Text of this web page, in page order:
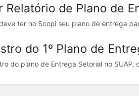
Relatório de Plano de
ter no Scopi seu plano de entrega
do 1º Plano de
do plano de Entrega Setorial no